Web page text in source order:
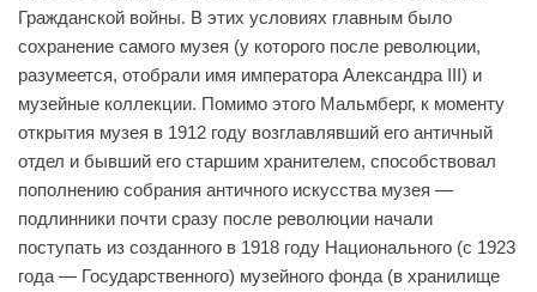
Гражданской войны. В этих условиях главным было
сохранение самого музея (у которого после революции,
разумеется, отобрали имя императора Александра III) и
музейные коллекции. Помимо этого Мальмберг, к моменту
открытия музея в 1912 году возглавлявший его античный
отдел и бывший его старшим хранителем, способствовал
пополнению собрания античного искусства музея —
подлинники почти сразу после революции начали
поступать из созданного в 1918 году Национального (с 1923
года — Государственного) музейного фонда (в хранилище